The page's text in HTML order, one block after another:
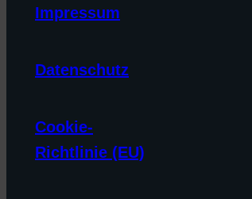
Impressum
Datenschutz
Cookie-
Richtlinie (EU)